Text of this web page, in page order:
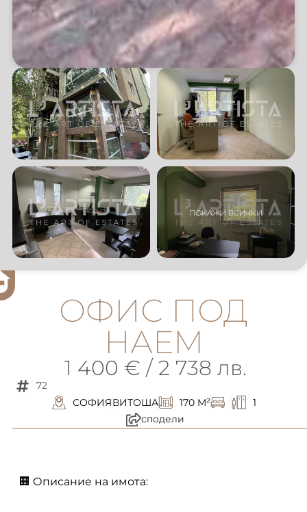
ОФИС ПОД
НАЕМ
1 400 € / 2 738 лв.
72
СОФИЯВИТОША 170 M²
1
сподели
🏢 Описание на имота: